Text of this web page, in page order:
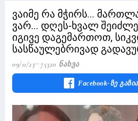
ვაიმე რა მჭირს...
ვარ... დღეს-ხვალ
იგივე დაგემართოთ,
სასწაულებრივად
09/11/23 75320 Ნახვა
Facebook-Ზე